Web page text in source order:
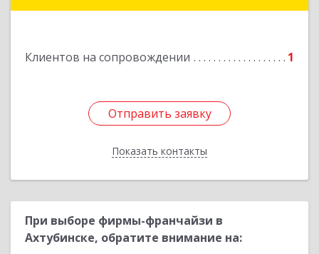
Клиентов на сопровождении 1
Отправить заявку
Показать контакты
Отправить заявку
Назад
При выборе фирмы-франчайзи в
Ахтубинске, обратите внимание на: